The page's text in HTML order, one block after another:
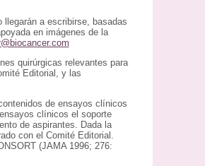
a escribirse, basadas
en imágenes de la
quirúrgicas relevantes para
Editorial, y las
de ensayos clínicos
clínicos el soporte
de aspirantes. Dada la
con el Comité Editorial.
(JAMA 1996; 276: